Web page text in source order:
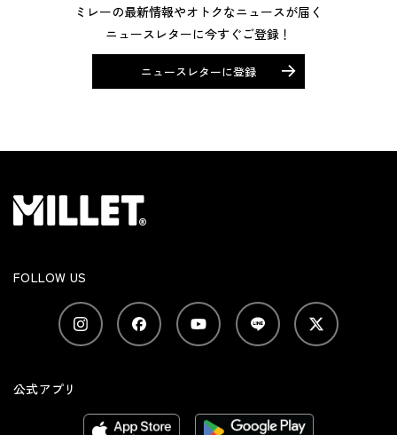
ミレーの最新情報やオトクなニュースが届く
ニュースレターに今すぐご登録！
ニュースレターに登録
FOLLOW US
公式アプリ